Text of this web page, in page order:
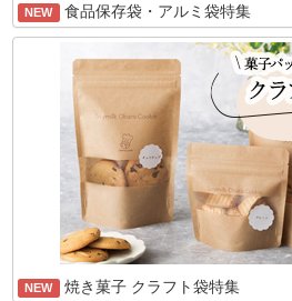
NEW 食品保存袋・アルミ袋特集
NEW 焼き菓子 クラフト袋特集